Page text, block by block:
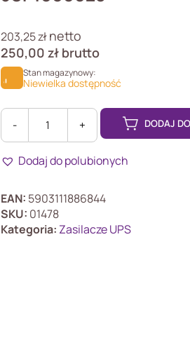
203,25złnetto
250,00 zł brutto
Stan magazynowy:
Niewielka dostępność
-
UPS
Zasilacz
MicroUPS
1000VA/600W
1x9Ah
+ DODAJ
Dodaj do polubionych
EAN: 5903111886844
SKU: 01478
Kategoria: Zasilacze UPS